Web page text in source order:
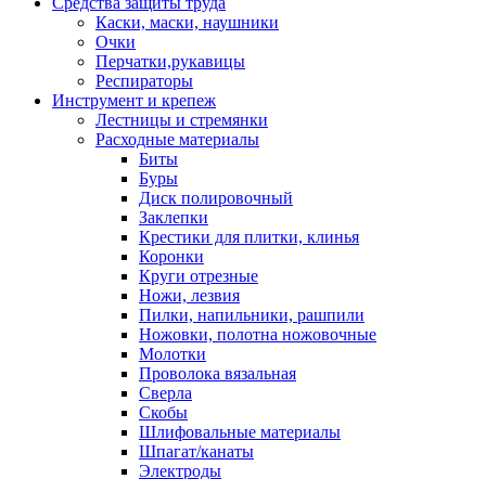
Каски, маски, наушники
Очки
Перчатки,рукавицы
Респираторы
Инструмент и крепеж
Лестницы и стремянки
Расходные материалы
Биты
Буры
Диск полировочный
Заклепки
Крестики для плитки, клинья
Коронки
Круги отрезные
Ножи, лезвия
Пилки, напильники, рашпили
Ножовки, полотна ножовочные
Молотки
Проволока вязальная
Сверла
Скобы
Шлифовальные материалы
Шпагат/канаты
Электроды